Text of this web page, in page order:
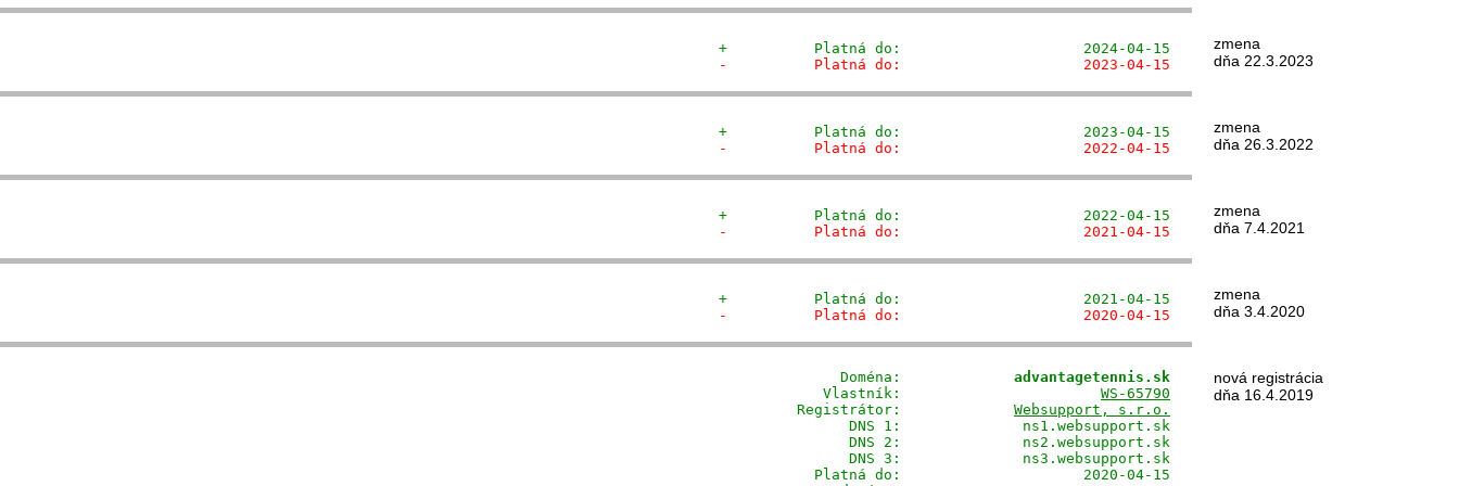
+          Platná do:                     2024-04-15
-          Platná do:                     2023-04-15
zmena
dňa 22.3.2023
+          Platná do:                     2023-04-15
-          Platná do:                     2022-04-15
zmena
dňa 26.3.2022
+          Platná do:                     2022-04-15
-          Platná do:                     2021-04-15
zmena
dňa 7.4.2021
+          Platná do:                     2021-04-15
-          Platná do:                     2020-04-15
zmena
dňa 3.4.2020
              Doména:
            advantagetennis.sk
            Vlastník:
WS-65790
         Registrátor:
Websupport, s.r.o.
                DNS 1:              ns1.websupport.sk
                DNS 2:              ns2.websupport.sk
                DNS 3:              ns3.websupport.sk
           Platná do:                     2020-04-15
nová registrácia
dňa 16.4.2019